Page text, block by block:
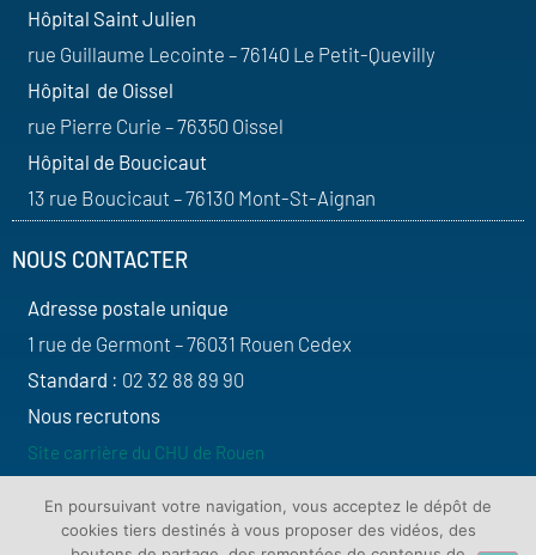
Hôpital Saint Julien
rue Guillaume Lecointe – 76140 Le Petit-Quevilly
Hôpital de Oissel
rue Pierre Curie – 76350 Oissel
Hôpital de Boucicaut
13 rue Boucicaut – 76130 Mont-St-Aignan
NOUS CONTACTER
Adresse postale unique
1 rue de Germont – 76031 Rouen Cedex
Standard : 02 32 88 89 90
Nous recrutons
Site carrière du CHU de Rouen
SUIVEZ-NOUS
En poursuivant votre navigation, vous acceptez le dépôt de
cookies tiers destinés à vous proposer des vidéos, des